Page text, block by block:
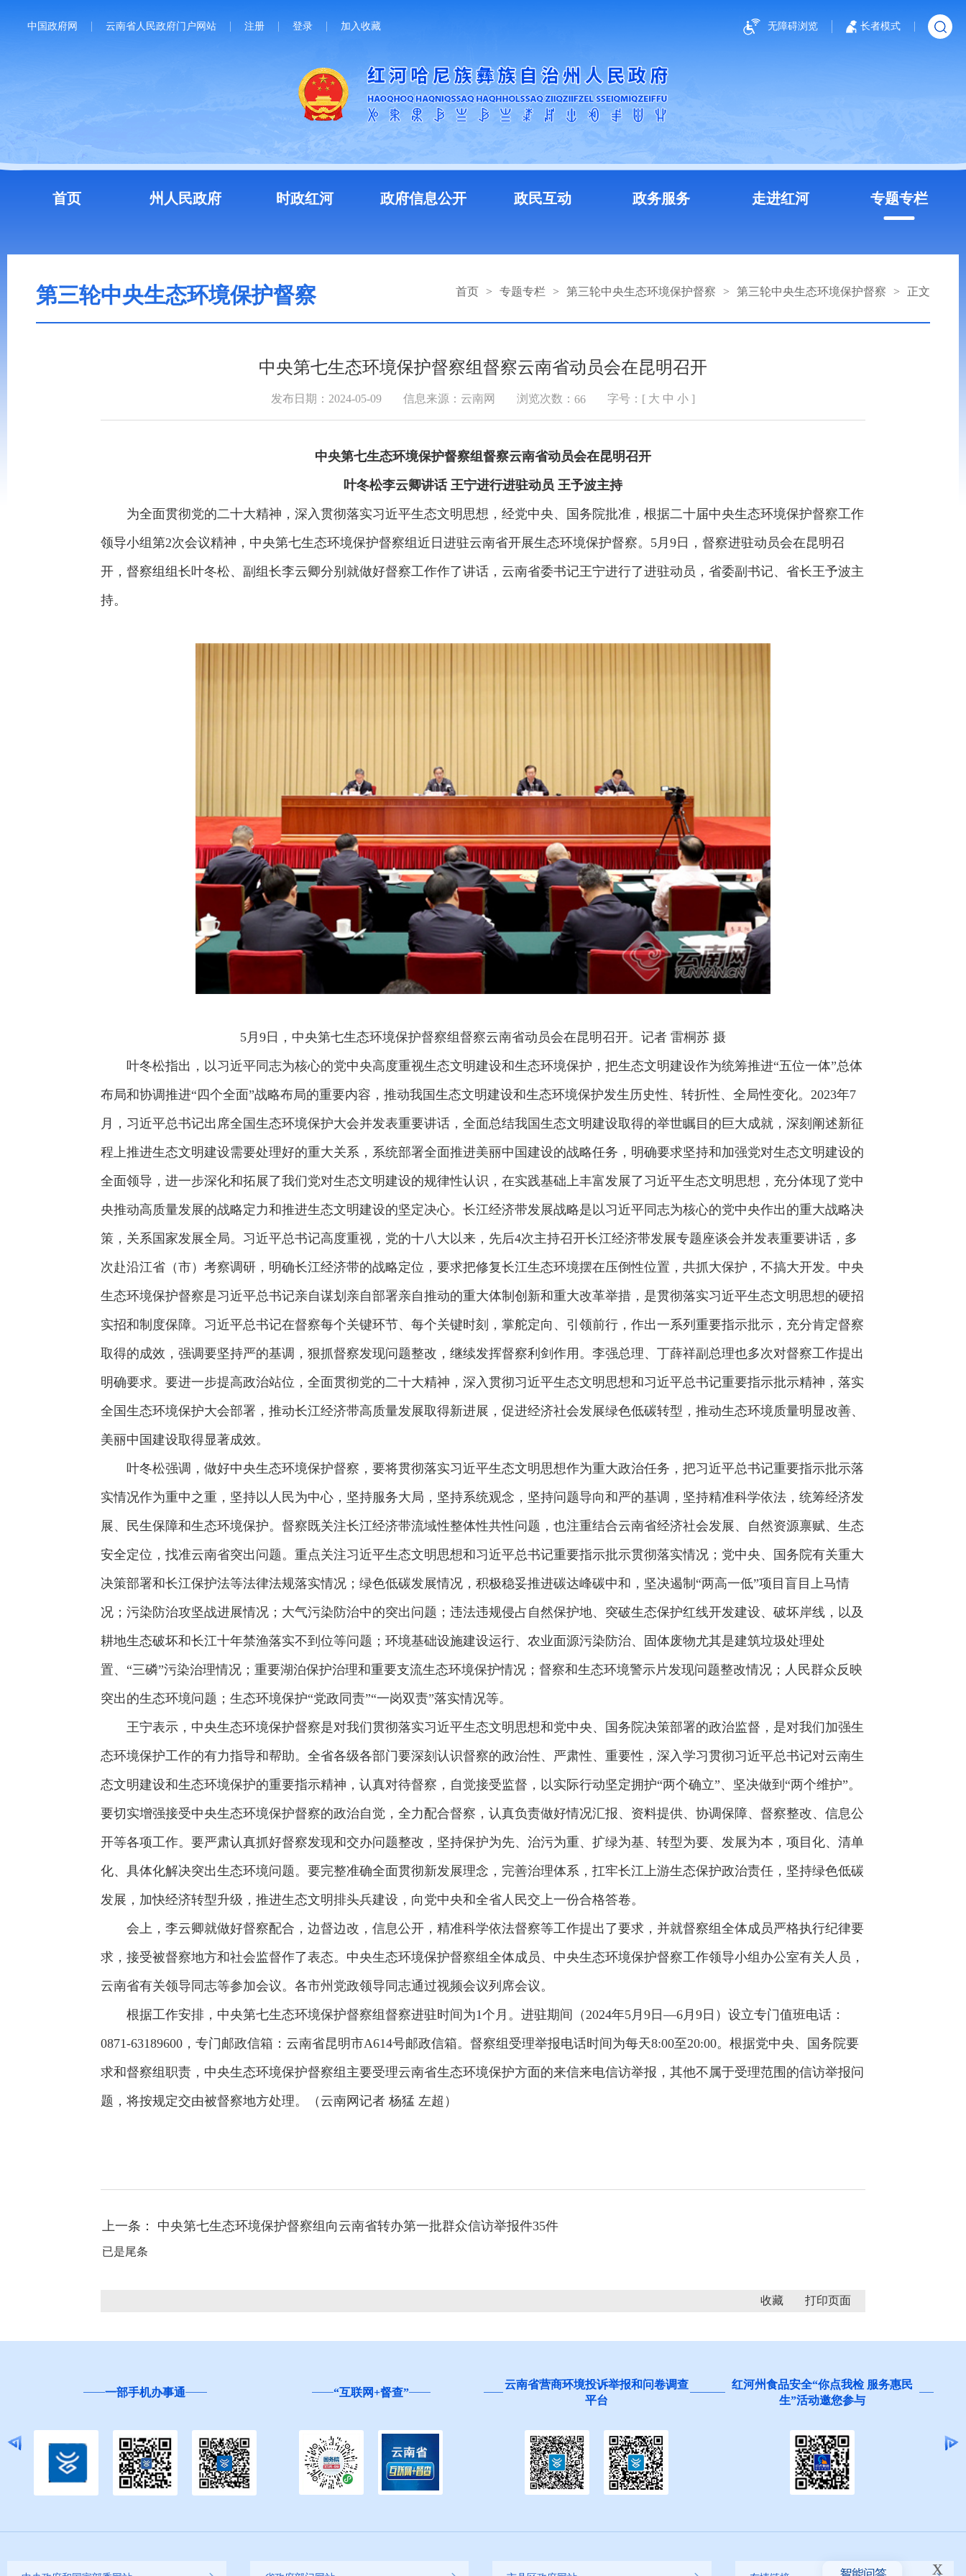
中国政府网 云南省人民政府门户网站 注册 登录 加入收藏 无障碍浏览 长者模式
首页 州人民政府 时政红河 政府信息公开 政民互动 政务服务 走进红河 专题专栏
第三轮中央生态环境保护督察 首页 > 专题专栏 > 第三轮中央生态环境保护督察 > 第三轮中央生态环境保护督察 > 正文
中央第七生态环境保护督察组督察云南省动员会在昆明召开
发布日期：2024-05-09 信息来源：云南网 浏览次数： 66 字号：[ 大 中 小 ]
中央第七生态环境保护督察组督察云南省动员会在昆明召开
叶冬松李云卿讲话 王宁进行进驻动员 王予波主持
为全面贯彻党的二十大精神，深入贯彻落实习近平生态文明思想，经党中央、国务院批准，根据二十届中央生态环境保护督察工作
领导小组第2次会议精神，中央第七生态环境保护督察组近日进驻云南省开展生态环境保护督察。5月9日，督察进驻动员会在昆明召
开，督察组组长叶冬松、副组长李云卿分别就做好督察工作作了讲话，云南省委书记王宁进行了进驻动员，省委副书记、省长王予波主
持。
5月9日，中央第七生态环境保护督察组督察云南省动员会在昆明召开。记者 雷桐苏 摄
叶冬松指出，以习近平同志为核心的党中央高度重视生态文明建设和生态环境保护，把生态文明建设作为统筹推进“五位一体”总体
布局和协调推进“四个全面”战略布局的重要内容，推动我国生态文明建设和生态环境保护发生历史性、转折性、全局性变化。2023年7
月，习近平总书记出席全国生态环境保护大会并发表重要讲话，全面总结我国生态文明建设取得的举世瞩目的巨大成就，深刻阐述新征
程上推进生态文明建设需要处理好的重大关系，系统部署全面推进美丽中国建设的战略任务，明确要求坚持和加强党对生态文明建设的
全面领导，进一步深化和拓展了我们党对生态文明建设的规律性认识，在实践基础上丰富发展了习近平生态文明思想，充分体现了党中
央推动高质量发展的战略定力和推进生态文明建设的坚定决心。长江经济带发展战略是以习近平同志为核心的党中央作出的重大战略决
策，关系国家发展全局。习近平总书记高度重视，党的十八大以来，先后4次主持召开长江经济带发展专题座谈会并发表重要讲话，多
次赴沿江省（市）考察调研，明确长江经济带的战略定位，要求把修复长江生态环境摆在压倒性位置，共抓大保护，不搞大开发。中央
生态环境保护督察是习近平总书记亲自谋划亲自部署亲自推动的重大体制创新和重大改革举措，是贯彻落实习近平生态文明思想的硬招
实招和制度保障。习近平总书记在督察每个关键环节、每个关键时刻，掌舵定向、引领前行，作出一系列重要指示批示，充分肯定督察
取得的成效，强调要坚持严的基调，狠抓督察发现问题整改，继续发挥督察利剑作用。李强总理、丁薛祥副总理也多次对督察工作提出
明确要求。要进一步提高政治站位，全面贯彻党的二十大精神，深入贯彻习近平生态文明思想和习近平总书记重要指示批示精神，落实
全国生态环境保护大会部署，推动长江经济带高质量发展取得新进展，促进经济社会发展绿色低碳转型，推动生态环境质量明显改善、
美丽中国建设取得显著成效。
叶冬松强调，做好中央生态环境保护督察，要将贯彻落实习近平生态文明思想作为重大政治任务，把习近平总书记重要指示批示落
实情况作为重中之重，坚持以人民为中心，坚持服务大局，坚持系统观念，坚持问题导向和严的基调，坚持精准科学依法，统筹经济发
展、民生保障和生态环境保护。督察既关注长江经济带流域性整体性共性问题，也注重结合云南省经济社会发展、自然资源禀赋、生态
安全定位，找准云南省突出问题。重点关注习近平生态文明思想和习近平总书记重要指示批示贯彻落实情况；党中央、国务院有关重大
决策部署和长江保护法等法律法规落实情况；绿色低碳发展情况，积极稳妥推进碳达峰碳中和，坚决遏制“两高一低”项目盲目上马情
况；污染防治攻坚战进展情况；大气污染防治中的突出问题；违法违规侵占自然保护地、突破生态保护红线开发建设、破坏岸线，以及
耕地生态破坏和长江十年禁渔落实不到位等问题；环境基础设施建设运行、农业面源污染防治、固体废物尤其是建筑垃圾处理处
置、“三磷”污染治理情况；重要湖泊保护治理和重要支流生态环境保护情况；督察和生态环境警示片发现问题整改情况；人民群众反映
突出的生态环境问题；生态环境保护“党政同责”“一岗双责”落实情况等。
王宁表示，中央生态环境保护督察是对我们贯彻落实习近平生态文明思想和党中央、国务院决策部署的政治监督，是对我们加强生
态环境保护工作的有力指导和帮助。全省各级各部门要深刻认识督察的政治性、严肃性、重要性，深入学习贯彻习近平总书记对云南生
态文明建设和生态环境保护的重要指示精神，认真对待督察，自觉接受监督，以实际行动坚定拥护“两个确立”、坚决做到“两个维护”。
要切实增强接受中央生态环境保护督察的政治自觉，全力配合督察，认真负责做好情况汇报、资料提供、协调保障、督察整改、信息公
开等各项工作。要严肃认真抓好督察发现和交办问题整改，坚持保护为先、治污为重、扩绿为基、转型为要、发展为本，项目化、清单
化、具体化解决突出生态环境问题。要完整准确全面贯彻新发展理念，完善治理体系，扛牢长江上游生态保护政治责任，坚持绿色低碳
发展，加快经济转型升级，推进生态文明排头兵建设，向党中央和全省人民交上一份合格答卷。
会上，李云卿就做好督察配合，边督边改，信息公开，精准科学依法督察等工作提出了要求，并就督察组全体成员严格执行纪律要
求，接受被督察地方和社会监督作了表态。中央生态环境保护督察组全体成员、中央生态环境保护督察工作领导小组办公室有关人员，
云南省有关领导同志等参加会议。各市州党政领导同志通过视频会议列席会议。
根据工作安排，中央第七生态环境保护督察组督察进驻时间为1个月。进驻期间（2024年5月9日—6月9日）设立专门值班电话：
0871-63189600，专门邮政信箱：云南省昆明市A614号邮政信箱。督察组受理举报电话时间为每天8:00至20:00。根据党中央、国务院要
求和督察组职责，中央生态环境保护督察组主要受理云南省生态环境保护方面的来信来电信访举报，其他不属于受理范围的信访举报问
题，将按规定交由被督察地方处理。（云南网记者 杨猛 左超）
上一条： 中央第七生态环境保护督察组向云南省转办第一批群众信访举报件35件
已是尾条
收藏
“互联网+督查”
云南省营商环境投诉举报和问卷调查
平台
红河州食品安全“你点我检 服务惠民
生”活动邀您参与
阻碍民营经济发展壮大问题线索征
集
x